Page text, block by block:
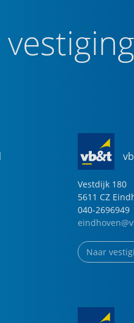
Vestdijk 180
5611 CZ
040-2696949
Naar